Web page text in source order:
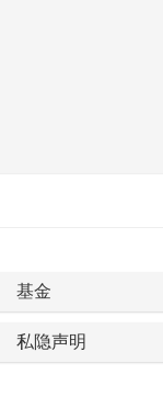
基金
私隐声明